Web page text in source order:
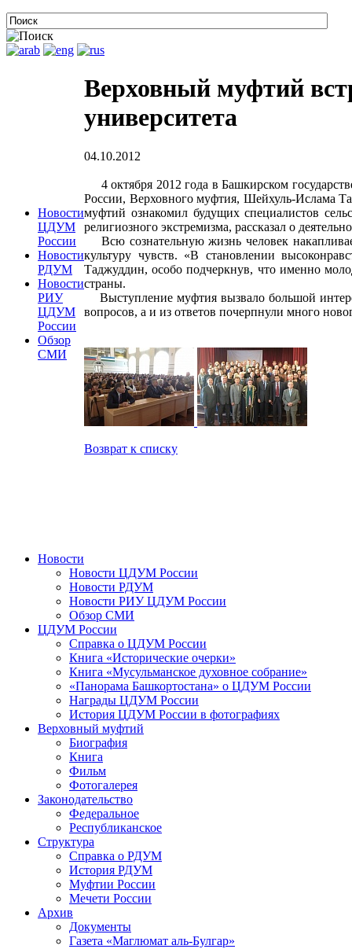
Новости
ЦДУМ
России
Новости
РДУМ
Новости
РИУ
ЦДУМ
России
Обзор
СМИ
Верховный муфтий
университета
04.10.2012
4 октября 2012 года в Башкирском
России, Верховного муфтия, Шейхуль-Ислама
муфтий ознакомил будущих специалистов
религиозного экстремизма, рассказал о
Всю сознательную жизнь человек
культуру чувств. «В становлении
Таджуддин, особо подчеркнув, что именно
страны.
Выступление муфтия вызвало большой
вопросов, а и из ответов почерпнули много
Возврат к списку
Новости
Новости ЦДУМ России
Новости РДУМ
Новости РИУ ЦДУМ России
Обзор СМИ
ЦДУМ России
Справка о ЦДУМ России
Книга «Исторические очерки»
Книга «Мусульманское духовное собрание»
«Панорама Башкортостана» о ЦДУМ России
Награды ЦДУМ России
История ЦДУМ России в фотографиях
Верховный муфтий
Биография
Книга
Фильм
Фотогалерея
Законодательство
Федеральное
Республиканское
Структура
Справка о РДУМ
История РДУМ
Муфтии России
Мечети России
Архив
Документы
Газета «Маглюмат аль-Булгар»